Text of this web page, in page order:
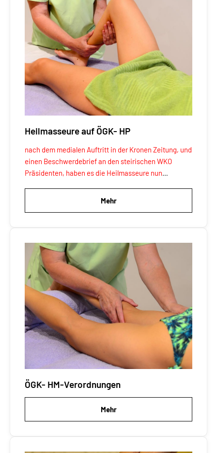
Heilmasseure auf ÖGK- HP
nach dem medialen Auftritt in der Kronen Zeitung, und
einen Beschwerdebrief an den steirischen WKO
Präsidenten, haben es die Heilmasseure nun
Mehr
ÖGK- HM-Verordnungen
Mehr